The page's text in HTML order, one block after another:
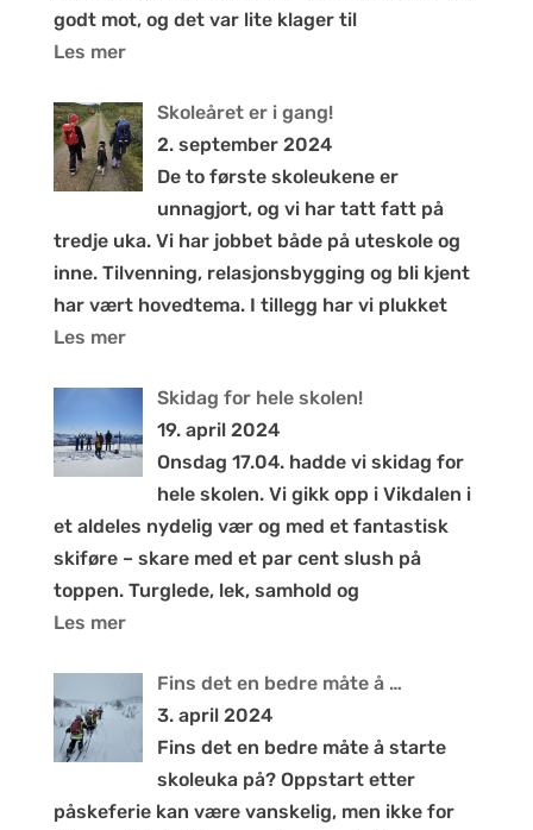
godt mot, og det var lite klager til
Les mer
Skoleåret er i gang!
2. september 2024
De to første skoleukene er
unnagjort, og vi har tatt fatt på
tredje uka. Vi har jobbet både på uteskole og
inne. Tilvenning, relasjonsbygging og bli kjent
har vært hovedtema. I tillegg har vi plukket
Les mer
Skidag for hele skolen!
19. april 2024
Onsdag 17.04. hadde vi skidag for
hele skolen. Vi gikk opp i Vikdalen i
et aldeles nydelig vær og med et fantastisk
skiføre – skare med et par cent slush på
toppen. Turglede, lek, samhold og
Les mer
Fins det en bedre måte å …
3. april 2024
Fins det en bedre måte å starte
skoleuka på? Oppstart etter
påskeferie kan være vanskelig, men ikke for